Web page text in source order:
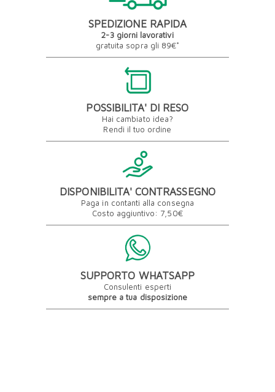
SPEDIZIONE RAPIDA
2-3 giorni lavorativi
gratuita sopra gli 89€*
POSSIBILITA' DI RESO
Hai cambiato idea?
Rendi il tuo ordine
DISPONIBILITA' CONTRASSEGNO
Paga in contanti alla consegna
Costo aggiuntivo: 7,50€
SUPPORTO WHATSAPP
Consulenti esperti
sempre a tua disposizione